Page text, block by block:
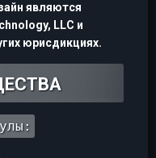
являются
LLC и
юрисдикциях.